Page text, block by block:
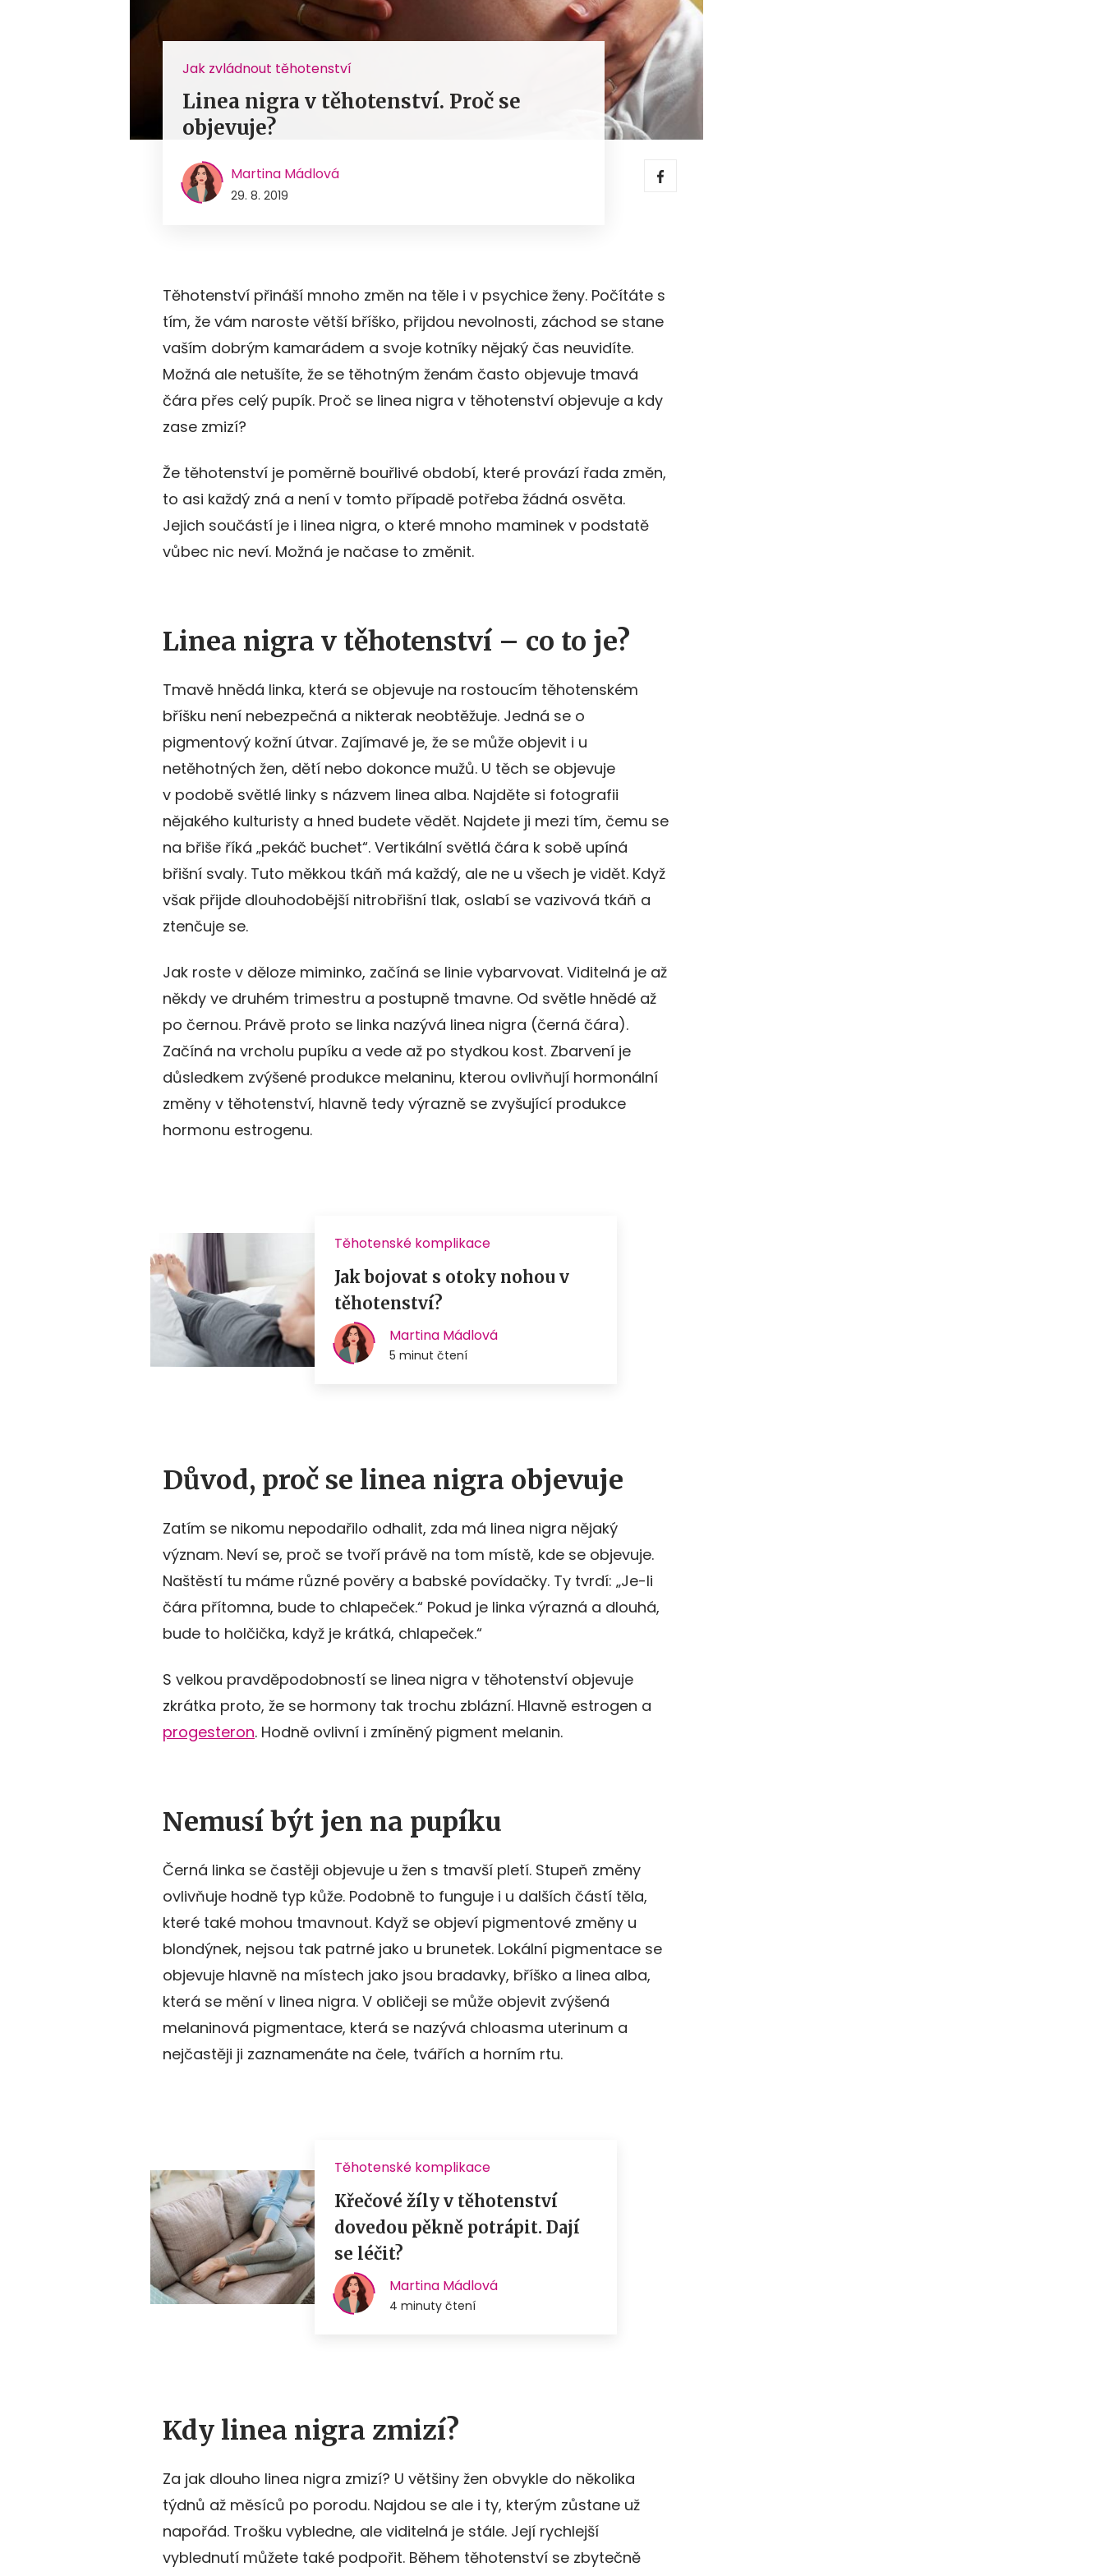
Jak zvládnout těhotenství
Linea nigra v těhotenství. Proč se
objevuje?
Martina Mádlová
29. 8. 2019
Těhotenství přináší mnoho změn na těle i v psychice ženy. Počítáte s
tím, že vám naroste větší bříško, přijdou nevolnosti, záchod se stane
vaším dobrým kamarádem a svoje kotníky nějaký čas neuvidíte.
Možná ale netušíte, že se těhotným ženám často objevuje tmavá
čára přes celý pupík. Proč se linea nigra v těhotenství objevuje a kdy
zase zmizí?
Že těhotenství je poměrně bouřlivé období, které provází řada změn,
to asi každý zná a není v tomto případě potřeba žádná osvěta.
Jejich součástí je i linea nigra, o které mnoho maminek v podstatě
vůbec nic neví. Možná je načase to změnit.
Linea nigra v těhotenství – co to je?
Tmavě hnědá linka, která se objevuje na rostoucím těhotenském
bříšku není nebezpečná a nikterak neobtěžuje. Jedná se o
pigmentový kožní útvar. Zajímavé je, že se může objevit i u
netěhotných žen, dětí nebo dokonce mužů. U těch se objevuje
v podobě světlé linky s názvem linea alba. Najděte si fotografii
nějakého kulturisty a hned budete vědět. Najdete ji mezi tím, čemu se
na břiše říká „pekáč buchet“. Vertikální světlá čára k sobě upíná
břišní svaly. Tuto měkkou tkáň má každý, ale ne u všech je vidět. Když
však přijde dlouhodobější nitrobřišní tlak, oslabí se vazivová tkáň a
ztenčuje se.
Jak roste v děloze miminko, začíná se linie vybarvovat. Viditelná je až
někdy ve druhém trimestru a postupně tmavne. Od světle hnědé až
po černou. Právě proto se linka nazývá linea nigra (černá čára).
Začíná na vrcholu pupíku a vede až po stydkou kost. Zbarvení je
důsledkem zvýšené produkce melaninu, kterou ovlivňují hormonální
změny v těhotenství, hlavně tedy výrazně se zvyšující produkce
hormonu estrogenu.
Důvod, proč se linea nigra objevuje
Zatím se nikomu nepodařilo odhalit, zda má linea nigra nějaký
význam. Neví se, proč se tvoří právě na tom místě, kde se objevuje.
Naštěstí tu máme různé pověry a babské povídačky. Ty tvrdí: „Je-li
čára přítomna, bude to chlapeček.“ Pokud je linka výrazná a dlouhá,
bude to holčička, když je krátká, chlapeček.“
S velkou pravděpodobností se linea nigra v těhotenství objevuje
zkrátka proto, že se hormony tak trochu zblázní. Hlavně estrogen a
progesteron. Hodně ovlivní i zmíněný pigment melanin.
Nemusí být jen na pupíku
Černá linka se častěji objevuje u žen s tmavší pletí. Stupeň změny
ovlivňuje hodně typ kůže. Podobně to funguje i u dalších částí těla,
které také mohou tmavnout. Když se objeví pigmentové změny u
blondýnek, nejsou tak patrné jako u brunetek. Lokální pigmentace se
objevuje hlavně na místech jako jsou bradavky, bříško a linea alba,
která se mění v linea nigra. V obličeji se může objevit zvýšená
melaninová pigmentace, která se nazývá chloasma uterinum a
nejčastěji ji zaznamenáte na čele, tvářích a horním rtu.
Kdy linea nigra zmizí?
Za jak dlouho linea nigra zmizí? U většiny žen obvykle do několika
týdnů až měsíců po porodu. Najdou se ale i ty, kterým zůstane už
napořád. Trošku vybledne, ale viditelná je stále. Její rychlejší
vyblednutí můžete také podpořit. Během těhotenství se zbytečně